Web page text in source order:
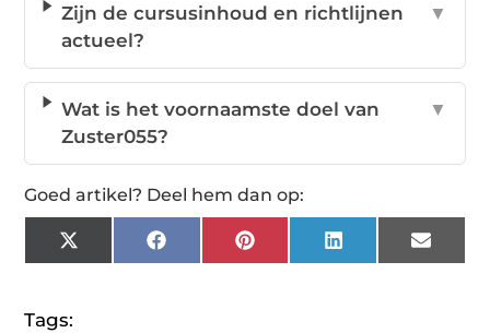
Zijn de cursusinhoud en richtlijnen
actueel?
▼
Wat is het voornaamste doel van
Zuster055?
▼
Goed artikel? Deel hem dan op:
X
(Twitter)
FacebookPinterestLinkedInEmail
Tags: